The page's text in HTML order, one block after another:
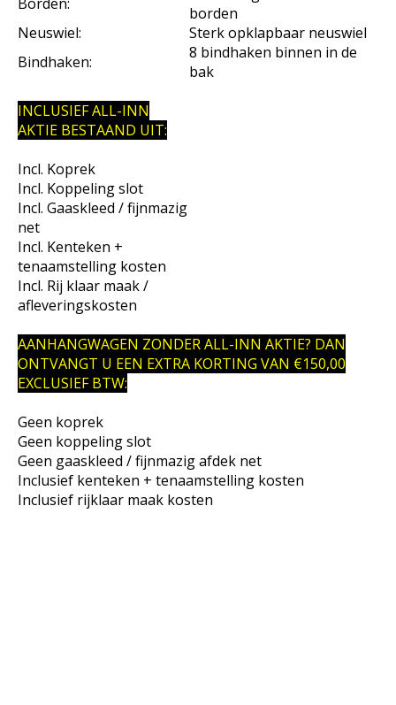
borden
Neuswiel:
Sterk opklapbaar neuswiel
Bindhaken:
8 bindhaken binnen in de
bak
INCLUSIEF ALL-INN
AKTIE BESTAAND UIT:
Incl. Koprek
Incl. Koppeling slot
Incl. Gaaskleed / fijnmazig
net
Incl. Kenteken +
tenaamstelling kosten
Incl. Rij klaar maak /
afleveringskosten
AANHANGWAGEN ZONDER ALL-INN AKTIE? DAN
ONTVANGT U EEN EXTRA KORTING VAN €150,00
EXCLUSIEF BTW:
Geen koprek
Geen koppeling slot
Geen gaaskleed / fijnmazig afdek net
Inclusief kenteken + tenaamstelling kosten
Inclusief rijklaar maak kosten